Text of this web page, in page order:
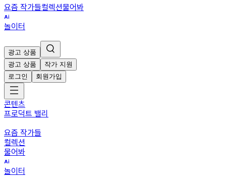
요즘 작가들컬렉션물어봐
놀이터
광고 상품
광고 상품
작가 지원
로그인
회원가입
콘텐츠
프로덕트 밸리
요즘 작가들
컬렉션
물어봐
놀이터